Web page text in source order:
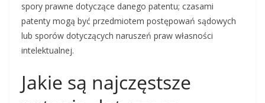
spory prawne dotyczące danego patentu; czasami
patenty mogą być przedmiotem postępowań sądowych
lub sporów dotyczących naruszeń praw własności
intelektualnej.
Jakie są najczęstsze